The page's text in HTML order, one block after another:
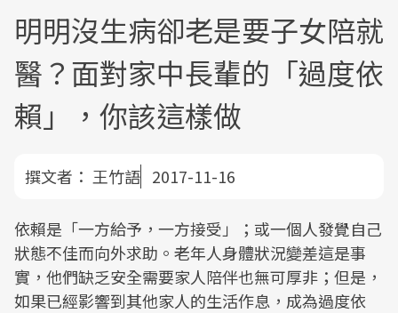
明明沒生病卻老是要子女陪就
醫？面對家中長輩的「過度依
賴」，你該這樣做
撰文者： 王竹語 2017-11-16
依賴是「一方給予，一方接受」；或一個人發覺自己
狀態不佳而向外求助。老年人身體狀況變差這是事
實，他們缺乏安全需要家人陪伴也無可厚非；但是，
如果已經影響到其他家人的生活作息，成為過度依